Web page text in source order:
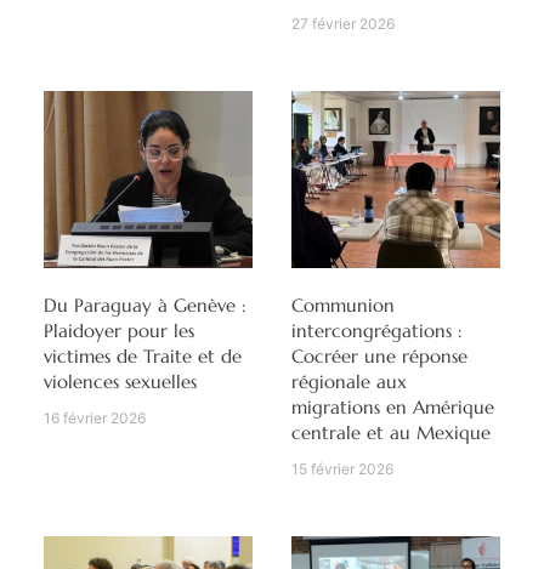
27 février 2026
Du Paraguay à Genève :
Plaidoyer pour les
victimes de Traite et de
violences sexuelles
16 février 2026
Communion
intercongrégations :
Cocréer une réponse
régionale aux
migrations en Amérique
centrale et au Mexique
15 février 2026